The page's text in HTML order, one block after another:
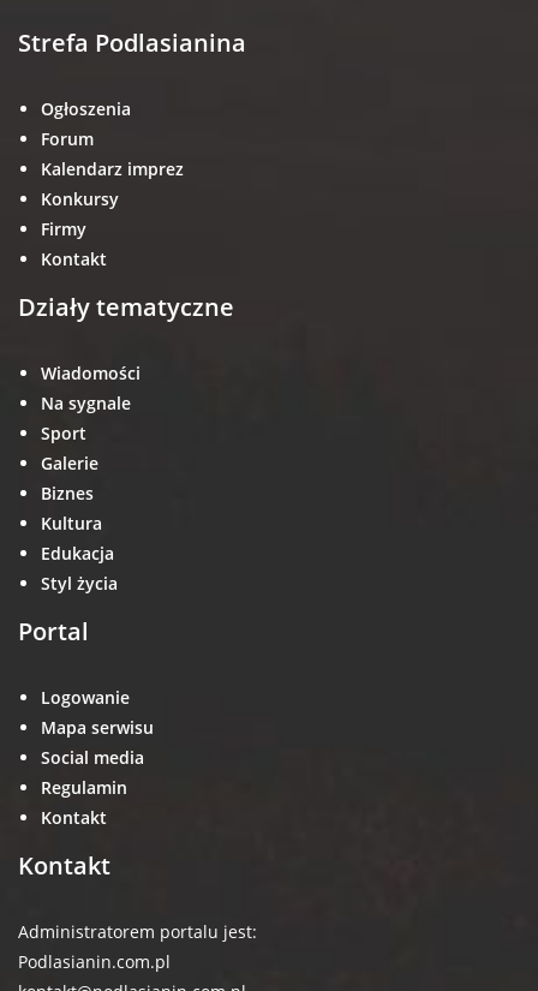
Strefa Podlasianina
Ogłoszenia
Forum
Kalendarz imprez
Konkursy
Firmy
Kontakt
Działy tematyczne
Wiadomości
Na sygnale
Sport
Galerie
Biznes
Kultura
Edukacja
Styl życia
Portal
Logowanie
Mapa serwisu
Social media
Regulamin
Kontakt
Kontakt
Administratorem portalu jest:
Podlasianin.com.pl